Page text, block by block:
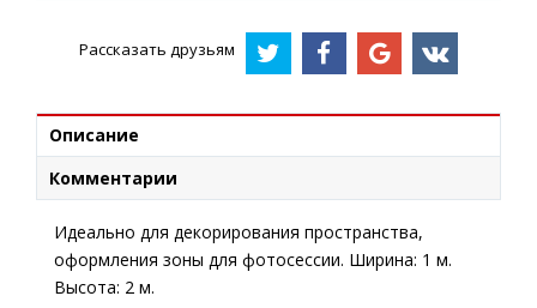
Рассказать друзьям
Описание
Комментарии
Идеально для декорирования пространства,
оформления зоны для фотосессии. Ширина: 1 м.
Высота: 2 м.